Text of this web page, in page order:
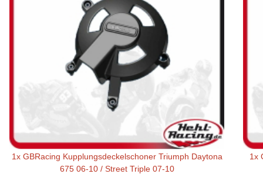
1x GBRacing Kupplungsdeckelschoner Triumph Daytona
675 06-10 / Street Triple 07-10
1x